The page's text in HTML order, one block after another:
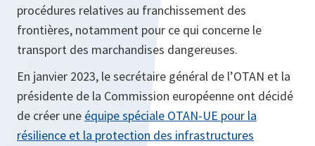
procédures relatives au franchissement des
frontières, notamment pour ce qui concerne le
transport des marchandises dangereuses.
En janvier 2023, le secrétaire général de l’OTAN et la
présidente de la Commission européenne ont décidé
de créer une équipe spéciale OTAN-UE pour la
résilience et la protection des infrastructures